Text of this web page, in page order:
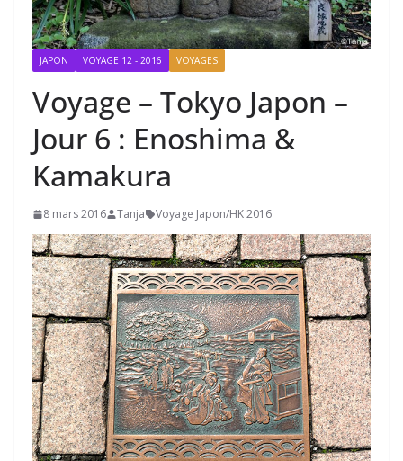
JAPON VOYAGE 12 - 2016 VOYAGES
Voyage – Tokyo Japon –
Jour 6 : Enoshima &
Kamakura
8 mars 2016 Tanja Voyage Japon/HK 2016